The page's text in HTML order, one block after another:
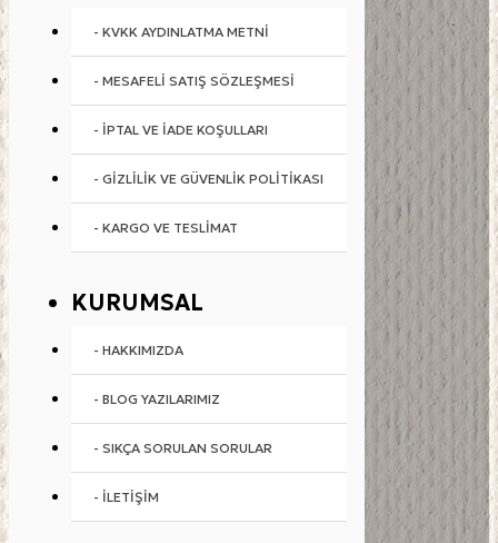
- KVKK AYDINLATMA METNI
- MESAFELI SATIŞ SÖZLEŞMESI
- İPTAL VE İADE KOŞULLARI
- GIZLILIK VE GÜVENLIK POLITIKASI
- KARGO VE TESLIMAT
KURUMSAL
- HAKKIMIZDA
- BLOG YAZILARIMIZ
- SIKÇA SORULAN SORULAR
- İLETIŞIM